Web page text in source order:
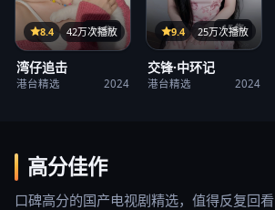
38集
8.4 42万次播放
湾仔追击
港台精选 2024
15集
9.4 25万次播放
交锋·中环记
港台精选 2024
高分佳作
口碑高分的国产电视剧精选，值得反复回看